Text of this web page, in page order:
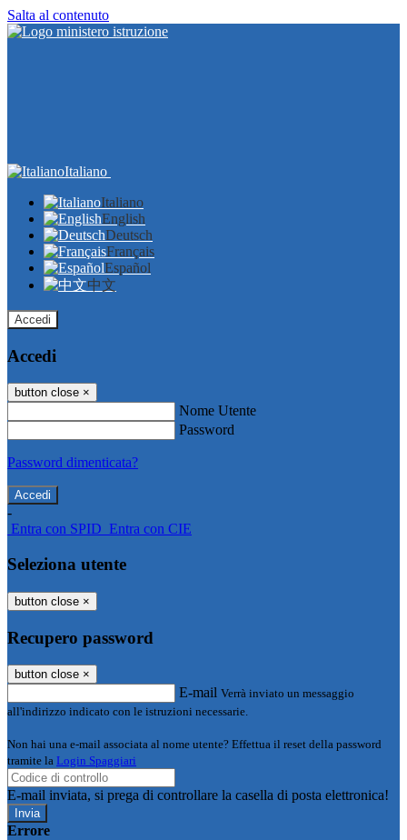
Salta al contenuto
Italiano
Italiano
English
Deutsch
Français
Español
中文
Accedi
Accedi
button close ×
Nome Utente
Password
Password dimenticata?
-
Entra con SPID Entra con CIE
Seleziona utente
button close ×
Recupero password
button close ×
E-mail Verrà inviato un messaggio
all'indirizzo indicato con le istruzioni necessarie.
Non hai una e-mail associata al nome utente? Effettua il reset della password
tramite la Login Spaggiari
E-mail inviata, si prega di controllare la casella di posta elettronica!
Errore